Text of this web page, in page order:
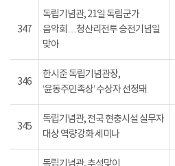
347
독립기념관, 21일 독립군가
음악회…청산리전투 승전기념일
맞아
346
한시준 독립기념관장,
‘윤동주민족상’ 수상자 선정돼
345
독립기념관, 전국 현충시설 실무자
대상 역량강화 세미나